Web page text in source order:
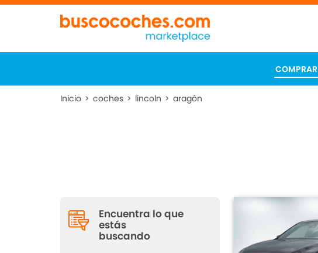
COMPRAR
Inicio > coches > lincoln > aragón
Encuentra lo que
estás
buscando